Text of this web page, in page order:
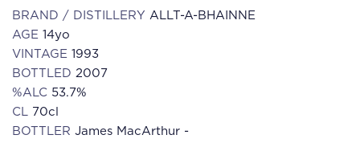
BRAND / DISTILLERY ALLT-A-BHAINNE
AGE 14yo
VINTAGE 1993
BOTTLED 2007
%ALC 53.7%
CL 70cl
BOTTLER James MacArthur -